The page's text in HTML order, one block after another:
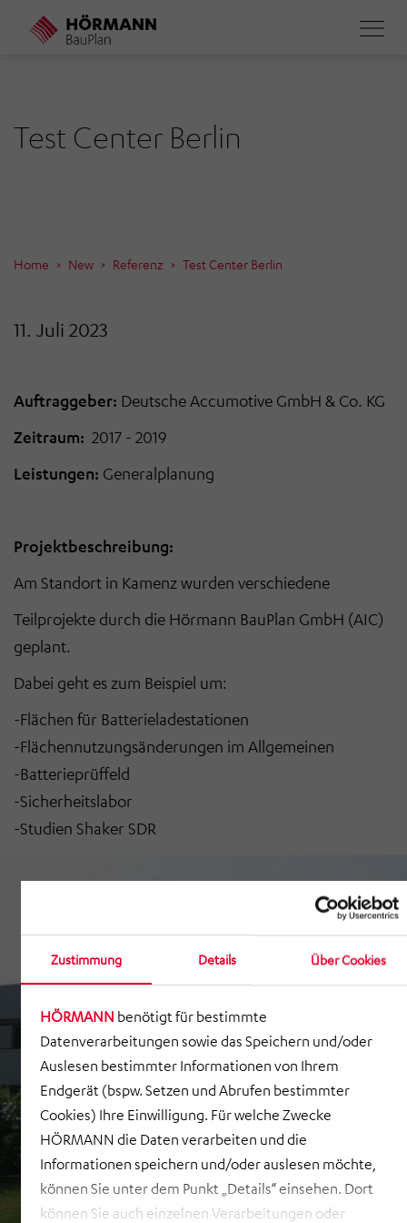
Zustimmung Details Über Cookies
HÖRMANN benötigt für bestimmte
Datenverarbeitungen sowie das Speichern und/oder
Auslesen bestimmter Informationen von Ihrem
Endgerät (bspw. Setzen und Abrufen bestimmter
Cookies) Ihre Einwilligung. Für welche Zwecke
HÖRMANN die Daten verarbeiten und die
Informationen speichern und/oder auslesen möchte,
können Sie unter dem Punkt „Details“ einsehen. Dort
können Sie auch einzelnen Verarbeitungen oder
Direkt
Test Center Berlin
Home New Referenz Test Center Berlin
11. Juli 2023
Auftraggeber: Deutsche Accumotive GmbH & Co. KG
Zeitraum: 2017 - 2019
Leistungen: Generalplanung
Projektbeschreibung:
Am Standort in Kamenz wurden verschiedene
Teilprojekte durch die Hörmann BauPlan GmbH (AIC)
geplant.
Dabei geht es zum Beispiel um:
-Flächen für Batterieladestationen
-Flächennutzungsänderungen im Allgemeinen
-Batterieprüffeld
-Sicherheitslabor
-Studien Shaker SDR